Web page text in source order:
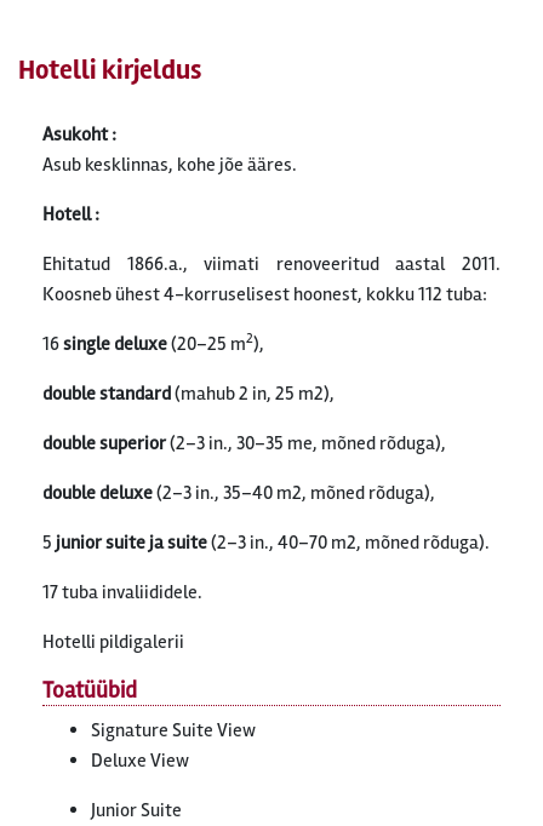
Hotelli kirjeldus
Asukoht :
Asub kesklinnas, kohe jõe ääres.
Hotell :
Ehitatud 1866.a., viimati renoveeritud aastal 2011.
Koosneb ühest 4-korruselisest hoonest, kokku 112 tuba:
16single deluxe(20–25 m2),
double standard(mahub 2 in, 25 m2),
double superior(2–3 in., 30–35 me, mõned rõduga),
double deluxe(2–3 in., 35–40 m2, mõned rõduga),
5 junior suite ja suite(2–3 in., 40–70 m2, mõned rõduga).
17 tuba invaliididele.
Hotelli pildigalerii
Toatüübid
Signature Suite View
Deluxe View
Junior Suite